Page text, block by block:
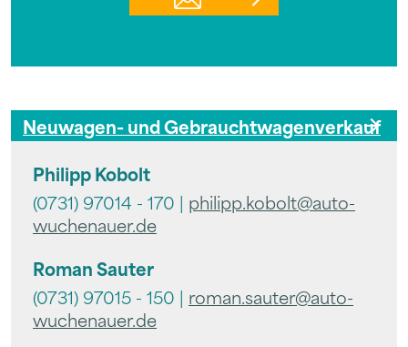
Neuwagen- und Gebrauchtwagenverkauf
Philipp Kobolt
(0731) 97014 - 170 | philipp.kobolt@auto-
wuchenauer.de
Roman Sauter
(0731) 97015 - 150 | roman.sauter@auto-
wuchenauer.de